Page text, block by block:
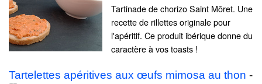
Tartinade de chorizo Saint Môret. Une
recette de rillettes originale pour
l'apéritif. Ce produit ibérique donne du
caractère à vos toasts !
Tartelettes apéritives aux œufs mimosa au thon -